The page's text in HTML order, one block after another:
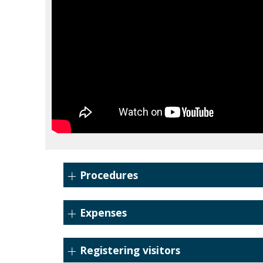
Procedures
Expenses
Registering visitors